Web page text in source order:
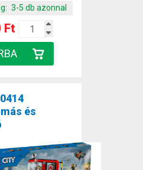
3-5 db azonnal
Ft
és